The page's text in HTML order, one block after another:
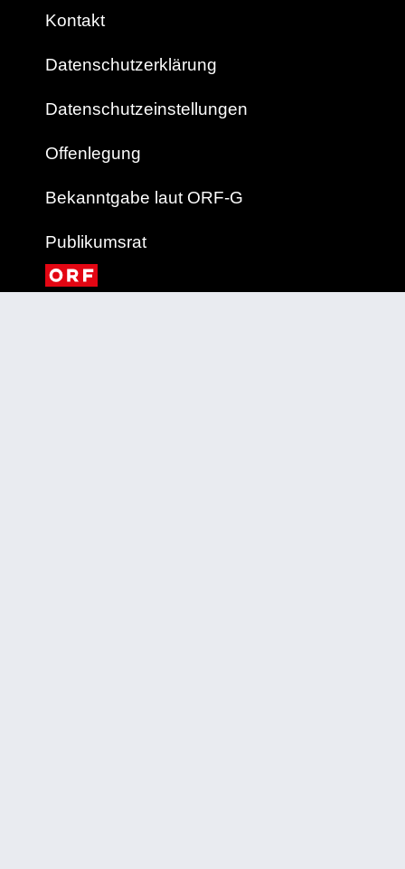
Kontakt
Datenschutzerklärung
Datenschutzeinstellungen
Offenlegung
Bekanntgabe laut ORF-G
Publikumsrat